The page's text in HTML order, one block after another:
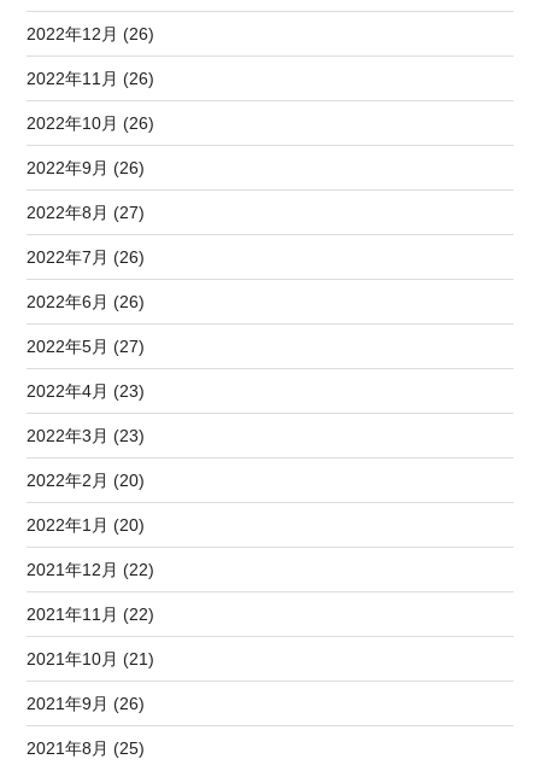
2022年12月 (26)
2022年11月 (26)
2022年10月 (26)
2022年9月 (26)
2022年8月 (27)
2022年7月 (26)
2022年6月 (26)
2022年5月 (27)
2022年4月 (23)
2022年3月 (23)
2022年2月 (20)
2022年1月 (20)
2021年12月 (22)
2021年11月 (22)
2021年10月 (21)
2021年9月 (26)
2021年8月 (25)